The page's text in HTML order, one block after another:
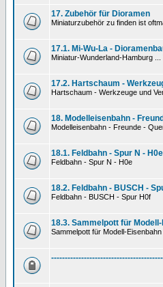
17. Zubehör für Dioramen
Miniaturzubehör zu finden ist
17.1. Mi-Wu-La -
Miniatur-Wunderland-Hamburg
17.2. Hartschaum -
Hartschaum - Werkzeuge und
18. Modelleisenbahn -
Modelleisenbahn - Freunde -
18.1. Feldbahn - Spur N - H0e
Feldbahn - Spur N - H0e
18.2. Feldbahn - BUSCH -
Feldbahn - BUSCH - Spur H0f
18.3. Sammelpott für
Sammelpott für Modell-